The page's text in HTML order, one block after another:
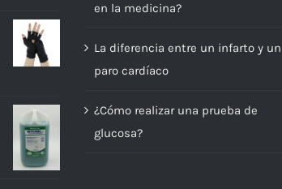
en la medicina?
La diferencia entre un infarto y un
paro cardíaco
¿Cómo realizar una prueba de
glucosa?